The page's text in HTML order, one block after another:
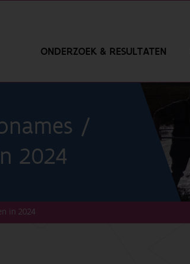
ONDERZOEK & RESULTATEN
/
2024
in 2024